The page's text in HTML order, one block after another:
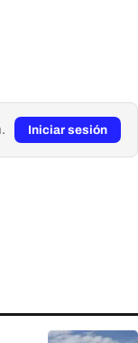
Iniciar sesión